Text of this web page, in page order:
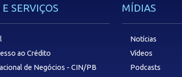
SERVIÇOS
ao Crédito
de Negócios - CIN/PB
MÍDIAS
Notícias
Vídeos
Podcasts